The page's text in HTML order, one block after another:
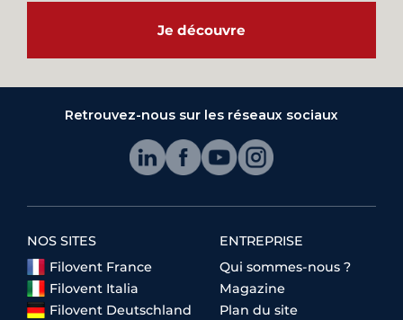
Je découvre
Retrouvez-nous sur les réseaux sociaux
NOS SITES
Filovent France
Filovent Italia
Filovent Deutschland
ENTREPRISE
Qui sommes-nous ?
Magazine
Plan du site